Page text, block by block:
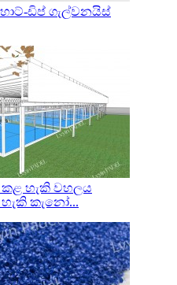
ඩිප් ගැල්වනයිස්
කළ හැකි වහලය
කැනෝ...